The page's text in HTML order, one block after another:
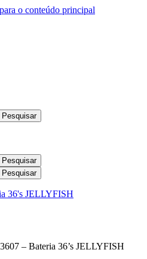
o conteúdo principal
Pesquisar
Pesquisar
Pesquisar
– Bateria 36’s JELLYFISH